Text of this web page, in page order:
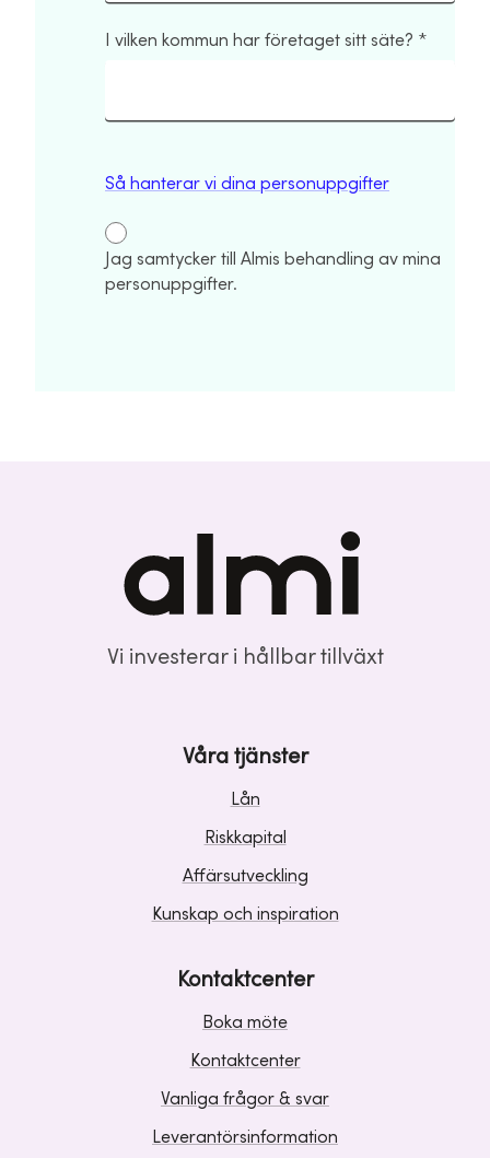
I vilken kommun har företaget sitt säte?
Så hanterar vi dina personuppgifter
Jag samtycker till Almis behandling av mina
personuppgifter.
Vi investerar i hållbar tillväxt
Våra tjänster
Lån
Riskkapital
Affärsutveckling
Kunskap och inspiration
Kontaktcenter
Boka möte
Kontaktcenter
Vanliga frågor & svar
Leverantörsinformation